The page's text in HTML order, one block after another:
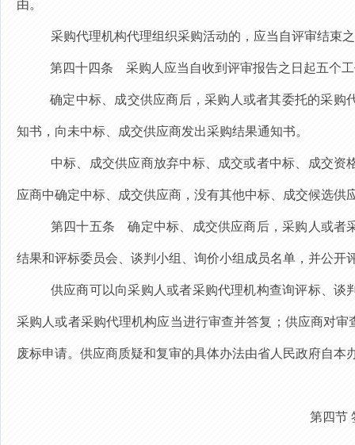
由。
采购代理机构代理组织采购活动的，应当自评审结束
第四十四条 采购人应当自收到评审报告之日起五个
确定中标、成交供应商后，采购人或者其委托的采
知书，向未中标、成交供应商发出采购结果通知书。
中标、成交供应商放弃中标、成交或者中标、成交
应商中确定中标、成交供应商，没有其他中标、成交候选供
第四十五条 确定中标 、成交供应商后，采购人或
结果和评标委员会、谈判小组、询价小组成员名单，并公开
供应商可以向采购人或者采购代理机构查询评标、
采购人或者采购代理机构应当进行审查并答复；供应商对
废标申请。供应商质疑和复审的具体办法由省人民政府自本
第四节